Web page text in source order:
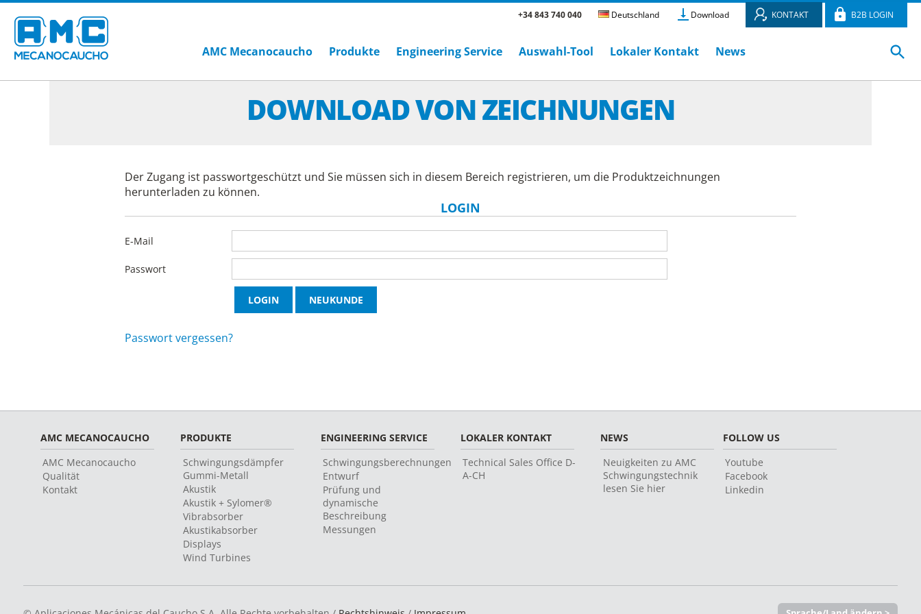
+34 843 740 040 Deutschland Download KONTAKT B2B LOGIN
AMC Mecanocaucho Produkte Engineering Service Auswahl-Tool Lokaler Kontakt News
DOWNLOAD VON ZEICHNUNGEN
Der Zugang ist passwortgeschützt und Sie müssen sich in diesem Bereich registrieren, um die Produktzeichnungen
herunterladen zu können.
LOGIN
E-Mail
Passwort
Passwort vergessen?
AMC MECANOCAUCHO
AMC Mecanocaucho
Qualität
Kontakt
PRODUKTE
Schwingungsdämpfer
Gummi-Metall
Akustik
Akustik + Sylomer®
Vibrabsorber
Akustikabsorber
Displays
Wind Turbines
ENGINEERING SERVICE
Schwingungsberechnungen
Entwurf
Prüfung und
dynamische
Beschreibung
Messungen
LOKALER KONTAKT
Technical Sales Office D-
A-CH
NEWS
Neuigkeiten zu AMC
Schwingungstechnik
lesen Sie hier
FOLLOW US
Youtube
Facebook
Linkedin